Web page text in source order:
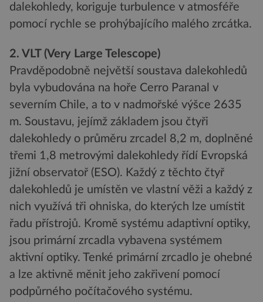
dalekohledy, koriguje turbulence v atmosféře
pomocí rychle se prohýbajícího malého zrcátka.
2. VLT (Very Large Telescope)
Pravděpodobně největší soustava dalekohledů
byla vybudována na hoře Cerro Paranal v
severním Chile, a to v nadmořské výšce 2635
m. Soustavu, jejímž základem jsou čtyři
dalekohledy o průměru zrcadel 8,2 m, doplněné
třemi 1,8 metrovými dalekohledy řídí Evropská
jižní observatoř (ESO). Každý z těchto čtyř
dalekohledů je umístěn ve vlastní věži a každý z
nich využívá tři ohniska, do kterých lze umístit
řadu přístrojů. Kromě systému adaptivní optiky,
jsou primární zrcadla vybavena systémem
aktivní optiky. Tenké primární zrcadlo je ohebné
a lze aktivně měnit jeho zakřivení pomocí
podpůrného počítačového systému.